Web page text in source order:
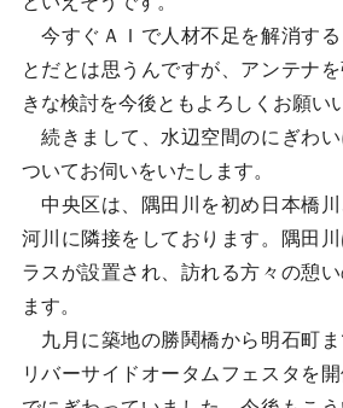
今すぐＡＩで人材不足を解消する
とだとは思うんですが、アンテナ
きな検討を今後ともよろしくお願い
続きまして、水辺空間のにぎわい
ついてお伺いをいたします。
中央区は、隅田川を初め日本橋
河川に隣接をしております。隅田
ラスが設置され、訪れる方々の憩
ます。
九月に築地の勝鬨橋から明石町ま
リバーサイドオータムフェスタを